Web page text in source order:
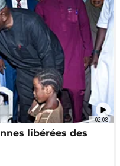
02:08
libérées des